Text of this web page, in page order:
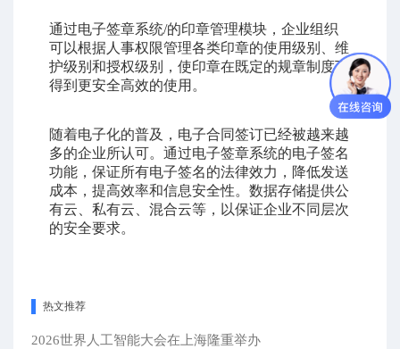
通过电子签章系统/的印章管理模块，企业组织
可以根据人事权限管理各类印章的使用级别、维
护级别和授权级别，使印章在既定的规章制度下
得到更安全高效的使用。
随着电子化的普及，电子合同签订已经被越来越
多的企业所认可。通过电子签章系统的电子签名
功能，保证所有电子签名的法律效力，降低发送
成本，提高效率和信息安全性。数据存储提供公
有云、私有云、混合云等，以保证企业不同层次
的安全要求。
热文推荐
2026世界人工智能大会在上海隆重举办